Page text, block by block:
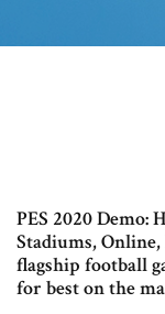
PES 2020 Demo:
Stadiums,
flagship football
for best on the